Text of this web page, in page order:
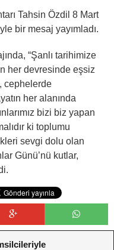
Tahsin Özdil 8 Mart
bir mesaj yayımladı.
“Şanlı tarihimize
her devresinde eşsiz
cephelerde
her alanında
bizi biz yapan
ki toplumu
sevgi dolu olan
Günü’nü kutlar,